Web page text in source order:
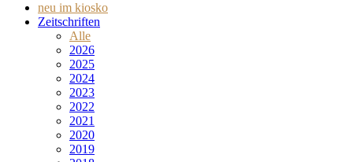
neu im kiosko
Zeitschriften
Alle
2026
2025
2024
2023
2022
2021
2020
2019